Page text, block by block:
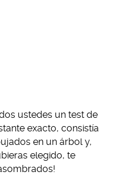
ustedes un test de
exacto, consistía
en un árbol y,
elegido, te